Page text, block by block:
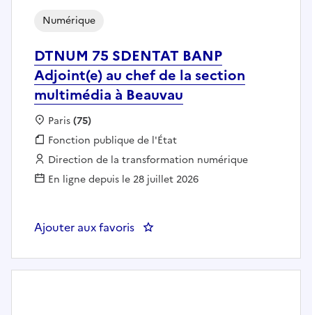
DTNUM 75 SDENTAT BANP
Adjoint(e) au chef de la section
multimédia à Beauvau
Numérique
Localisation :
Paris(75)
Fonction publique :
Fonction publique de l'État
Employeur :
Direction de la transformation numérique
En ligne depuis le 28 juillet 2026
Ajouter aux favoris : DTNUM 75 SDENTAT BANP